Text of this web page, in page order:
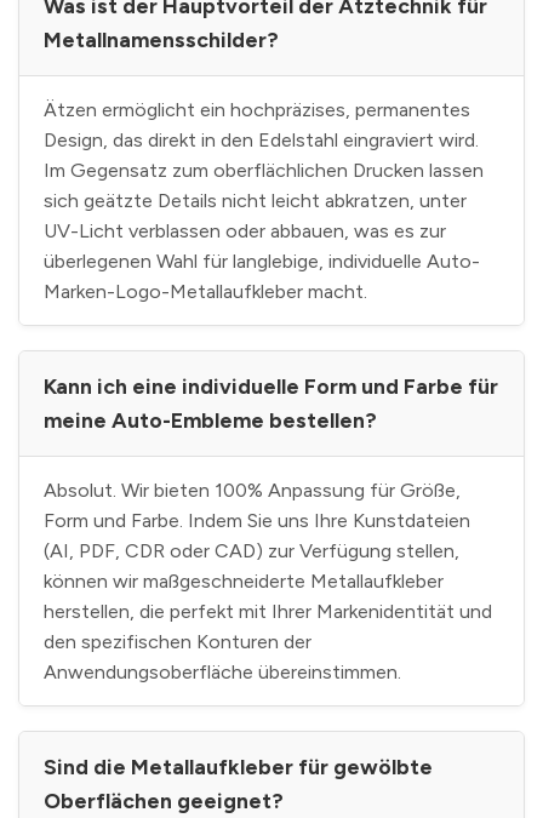
Metallnamensschilder?
Ätzen ermöglicht ein hochpräzises, permanentes
Design, das direkt in den Edelstahl eingraviert wird.
Im Gegensatz zum oberflächlichen Drucken lassen
sich geätzte Details nicht leicht abkratzen, unter
UV-Licht verblassen oder abbauen, was es zur
überlegenen Wahl für langlebige, individuelle Auto-
Marken-Logo-Metallaufkleber macht.
Kann ich eine individuelle Form und Farbe für
meine Auto-Embleme bestellen?
Absolut. Wir bieten 100% Anpassung für Größe,
Form und Farbe. Indem Sie uns Ihre Kunstdateien
(AI, PDF, CDR oder CAD) zur Verfügung stellen,
können wir maßgeschneiderte Metallaufkleber
herstellen, die perfekt mit Ihrer Markenidentität und
den spezifischen Konturen der
Anwendungsoberfläche übereinstimmen.
Sind die Metallaufkleber für gewölbte
Oberflächen geeignet?